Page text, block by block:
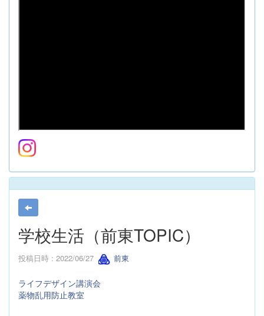
学校生活（前東TOPIC）
投稿日時 : 2022/06/27 前東
ライフデザイン講演会
薬物乱用防止教室